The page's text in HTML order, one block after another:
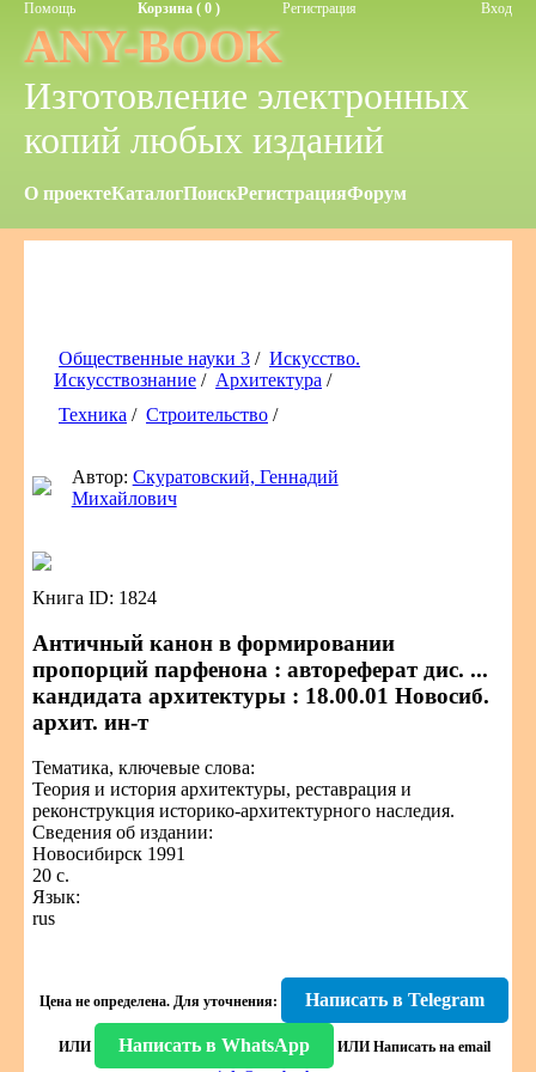
Помощь Корзина ( 0 ) Регистрация Вход
ANY-BOOK
Изготовление электронных
копий любых изданий
О проектеКаталогПоискРегистрацияФорум
Общественные науки 3 / Искусство.
Искусствознание / Архитектура /
Техника / Строительство /
Автор: Скуратовский, Геннадий
Михайлович
Книга ID: 1824
Античный канон в формировании
пропорций парфенона : автореферат дис. ...
кандидата архитектуры : 18.00.01 Новосиб.
архит. ин-т
Тематика, ключевые слова:
Теория и история архитектуры, реставрация и
реконструкция историко-архитектурного наследия.
Сведения об издании:
Новосибирск 1991
20 с.
Язык:
rus
Цена не определена. Для уточнения: Написать в Telegram
ИЛИ Написать в WhatsApp ИЛИ Написать на email